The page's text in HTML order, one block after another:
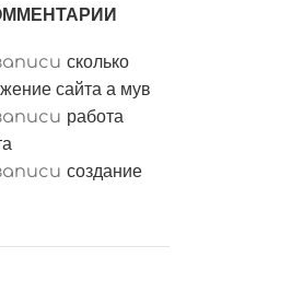
сколько
сайта а мув
работа
создание